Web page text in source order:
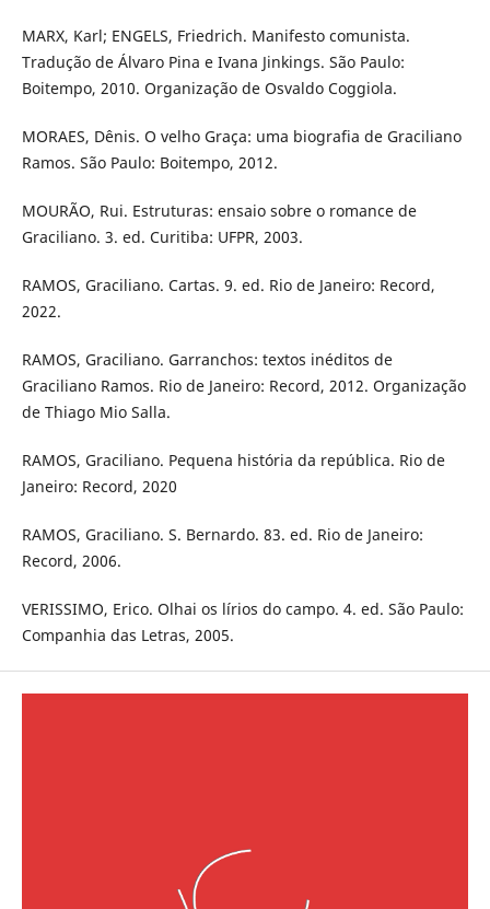
MARX, Karl; ENGELS, Friedrich. Manifesto comunista.
Tradução de Álvaro Pina e Ivana Jinkings. São Paulo:
Boitempo, 2010. Organização de Osvaldo Coggiola.
MORAES, Dênis. O velho Graça: uma biografia de Graciliano
Ramos. São Paulo: Boitempo, 2012.
MOURÃO, Rui. Estruturas: ensaio sobre o romance de
Graciliano. 3. ed. Curitiba: UFPR, 2003.
RAMOS, Graciliano. Cartas. 9. ed. Rio de Janeiro: Record,
2022.
RAMOS, Graciliano. Garranchos: textos inéditos de
Graciliano Ramos. Rio de Janeiro: Record, 2012. Organização
de Thiago Mio Salla.
RAMOS, Graciliano. Pequena história da república. Rio de
Janeiro: Record, 2020
RAMOS, Graciliano. S. Bernardo. 83. ed. Rio de Janeiro:
Record, 2006.
VERISSIMO, Erico. Olhai os lírios do campo. 4. ed. São Paulo:
Companhia das Letras, 2005.